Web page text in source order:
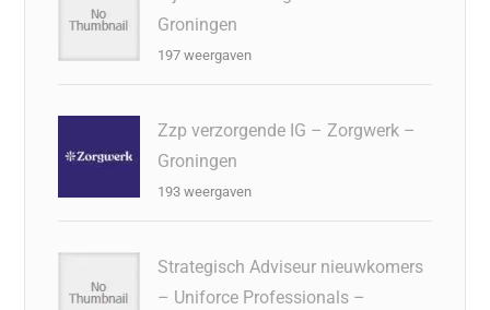
Groningen
197 weergaven
Zzp verzorgende IG – Zorgwerk –
Groningen
193 weergaven
Strategisch Adviseur nieuwkomers
– Uniforce Professionals –